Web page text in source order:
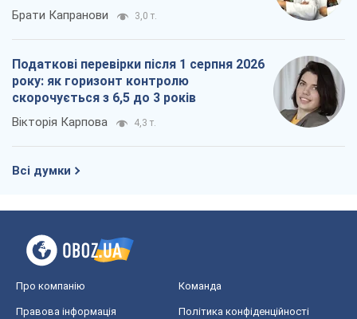
Брати Капранови 3,0 т.
Податкові перевірки після 1 серпня 2026
року: як горизонт контролю
скорочується з 6,5 до 3 років
Вікторія Карпова 4,3 т.
Всі думки
Про компанію Команда
Правова інформація Політика конфіденційності